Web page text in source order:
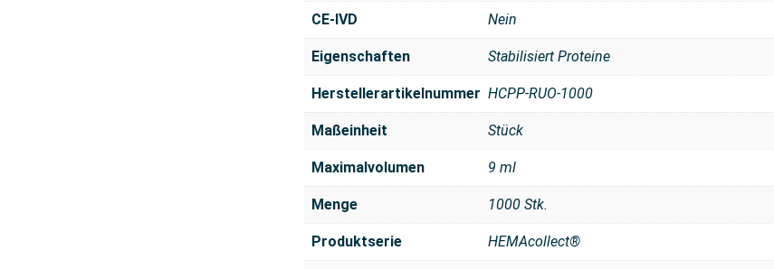
CE-IVD Nein
Eigenschaften Stabilisiert Proteine
Herstellerartikelnummer HCPP-RUO-1000
Maßeinheit Stück
Maximalvolumen 9 ml
Menge 1000 Stk.
Produktserie HEMAcollect®